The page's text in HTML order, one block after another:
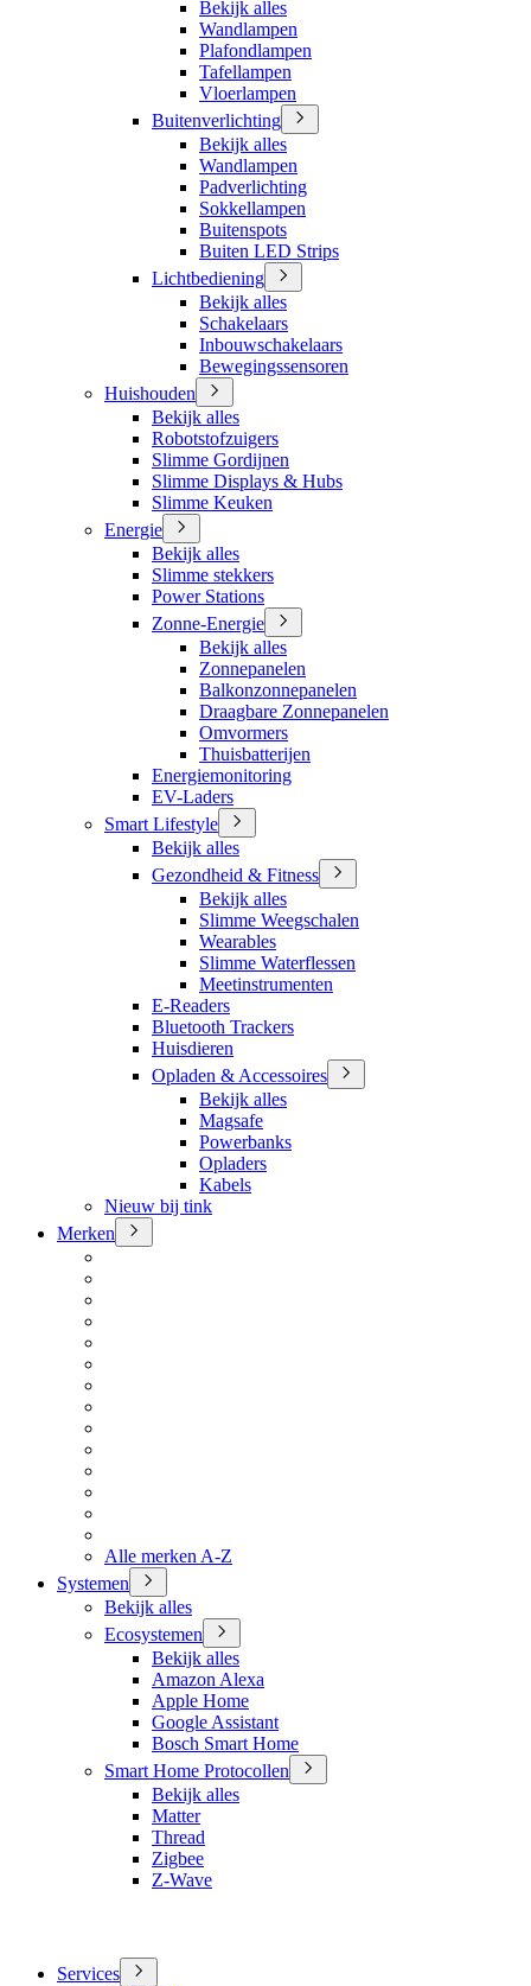
Bekijk alles
Wandlampen
Plafondlampen
Tafellampen
Vloerlampen
Buitenverlichting
Bekijk alles
Wandlampen
Padverlichting
Sokkellampen
Buitenspots
Buiten LED Strips
Lichtbediening
Bekijk alles
Schakelaars
Inbouwschakelaars
Bewegingssensoren
Huishouden
Bekijk alles
Robotstofzuigers
Slimme Gordijnen
Slimme Displays & Hubs
Slimme Keuken
Energie
Bekijk alles
Slimme stekkers
Power Stations
Zonne-Energie
Bekijk alles
Zonnepanelen
Balkonzonnepanelen
Draagbare Zonnepanelen
Omvormers
Thuisbatterijen
Energiemonitoring
EV-Laders
Smart Lifestyle
Bekijk alles
Gezondheid & Fitness
Bekijk alles
Slimme Weegschalen
Wearables
Slimme Waterflessen
Meetinstrumenten
E-Readers
Bluetooth Trackers
Huisdieren
Opladen & Accessoires
Bekijk alles
Magsafe
Powerbanks
Opladers
Kabels
Nieuw bij tink
Merken
Alle merken A-Z
Systemen
Bekijk alles
Ecosystemen
Bekijk alles
Amazon Alexa
Apple Home
Google Assistant
Bosch Smart Home
Smart Home Protocollen
Bekijk alles
Matter
Thread
Zigbee
Z-Wave
Services